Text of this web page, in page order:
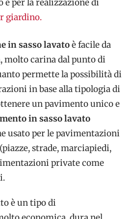
e per la realizzazione di
giardino.
in sasso lavatoè facile da
molto carina dal punto di
permette la possibilità di
in base alla tipologia di
un pavimento unico e
in sasso lavato
usato per le pavimentazioni
strade, marciapiedi,
private come
è un tipo di